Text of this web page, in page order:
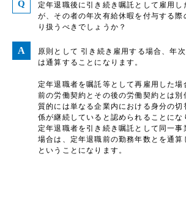
定年退職後に引き続き嘱託として雇用し
が、その者の年次有給休暇を付与する際
り扱うべきでしょうか？
原則として 引き続き雇用する場合、年
は通算することになります。
定年退職者を嘱託等として再雇用した場
前の労働契約とその後の労働契約とは別
質的には単なる企業内における身分の切
係が継続していると認められることにな
定年退職者を引き続き嘱託として同一事
場合は、定年退職前の勤務年数とを通算
ということになります。